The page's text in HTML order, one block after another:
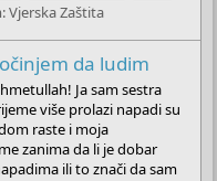
Vjerska Zaštita
da ludim
Ja sam sestra
više prolazi napadi su
raste i moja
zanima da li je dobar
ili to znači da sam